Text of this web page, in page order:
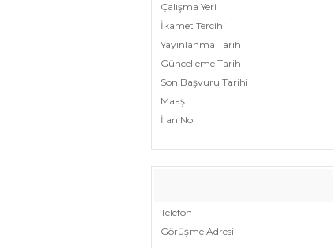
Çalışma Yeri
İkamet Tercihi
Yayınlanma Tarihi
Güncelleme Tarihi
Son Başvuru Tarihi
Maaş
İlan No
Telefon
Görüşme Adresi